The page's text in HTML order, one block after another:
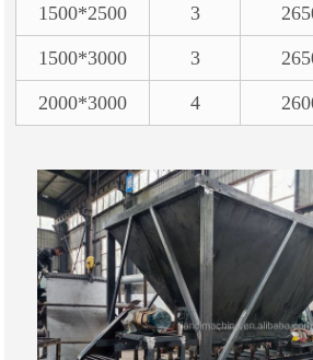
1500*2500 3
1500*3000 3
2000*3000 4